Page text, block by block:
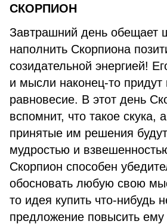
СКОРПИОН
Завтрашний день обещает
наполнить Скорпиона
созидательной энергией!
и мысли наконец-то придут
равновесие. В этот день
вспомнит, что такое скука,
принятые им решения
мудростью и
Скорпион способен
обосновать любую свою
то идея купить что-нибудь
предложение повысить ему